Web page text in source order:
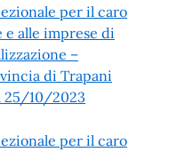
per il caro
e alle imprese di
–
di Trapani
25/10/2023
per il caro